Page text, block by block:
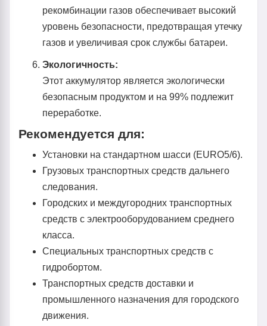
рекомбинации газов обеспечивает высокий
уровень безопасности, предотвращая утечку
газов и увеличивая срок службы батареи.
Экологичность:
Этот аккумулятор является экологически
безопасным продуктом и на 99% подлежит
переработке.
Рекомендуется для:
Установки на стандартном шасси (EURO5/6).
Грузовых транспортных средств дальнего
следования.
Городских и междугородних транспортных
средств с электрооборудованием среднего
класса.
Специальных транспортных средств с
гидробортом.
Транспортных средств доставки и
промышленного назначения для городского
движения.